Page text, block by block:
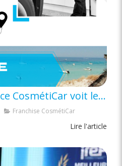
Une nouvelle agence CosmétiCar voit le jour en Corse !
Franchise CosmétiCar
Lire l'article